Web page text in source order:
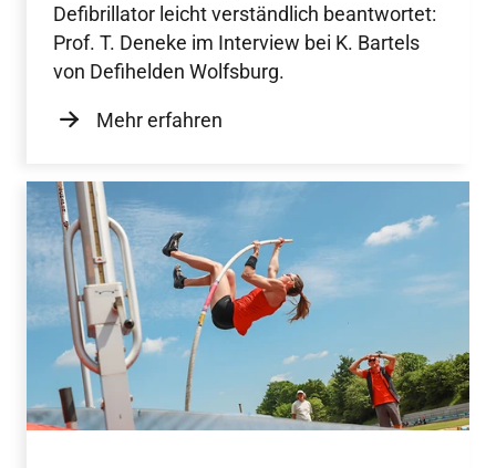
Defibrillator leicht verständlich beantwortet:
Prof. T. Deneke im Interview bei K. Bartels
von Defihelden Wolfsburg.
Mehr erfahren